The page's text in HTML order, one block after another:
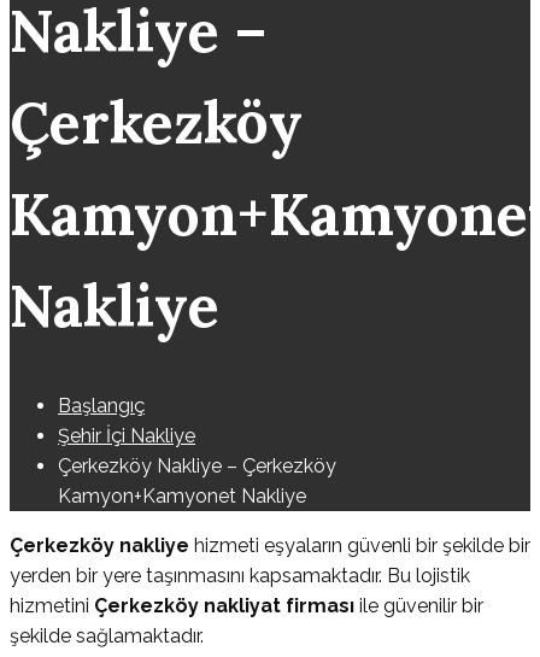
Nakliye –
Çerkezköy
Nakliye
Başlangıç
Şehir İçi Nakliye
Çerkezköy Nakliye – Çerkezköy
Kamyon+Kamyonet Nakliye
Çerkezköy nakliye hizmeti eşyaların güvenli bir şekilde bir
yerden bir yere taşınmasını kapsamaktadır. Bu lojistik
hizmetini Çerkezköy nakliyat firması ile güvenilir bir
şekilde sağlamaktadır.